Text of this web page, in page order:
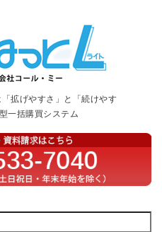
拡げやすさ」と「続けやす
一括購買システム